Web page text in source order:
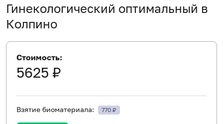
Гинекологический оптимальный в
Колпино
Стоимость:
5625 ₽
Взятие биоматериала: 770 ₽